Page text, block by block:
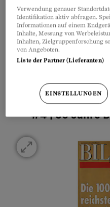
Würde das Vermögen
Bevölkerung der Schweiz
KEYSTONE/Pascal Mora
#4 | 30 Jahre
Verwendung genauer
Identifikation aktiv abfragen.
Informationen auf einem
Inhalte, Messung von
Inhalten, Zielgruppenforschung
von Angeboten.
Liste der Partner (Lieferanten)
EINSTELLUNGEN